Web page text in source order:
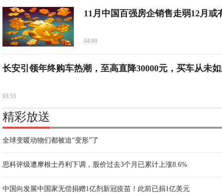
11月中国百强房企销售走弱12月或
04:09
长安引领年终购车热潮，至高直降30000元，买车从未
03:53
精彩放送
全球变暖动物们都被迫“变形”了
思科评级遭摩根士丹利下调，股价过去3个月已累计上涨8.6%
中国向发展中国家无偿捐赠1亿剂新冠疫苗！此前已捐1亿美元